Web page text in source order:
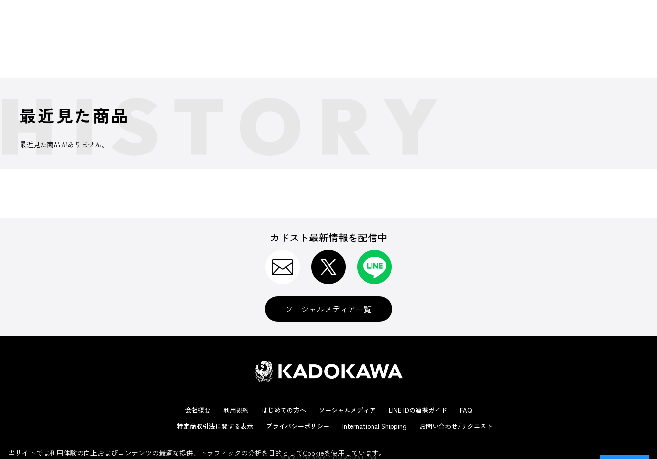
最近見た商品
最近見た商品がありません。
カドスト最新情報を配信中
ソーシャルメディア一覧
会社概要 利用規約 はじめての方へ ソーシャルメディア LINE IDの連携ガイド
FAQ
特定商取引法に関する表示
プライバシーポリシー International Shipping お問い合わせ/リクエスト
当サイトでは利用体験の向上およびコンテンツの最適な提供、トラフィックの分析を目的としてCookieを使用しています。